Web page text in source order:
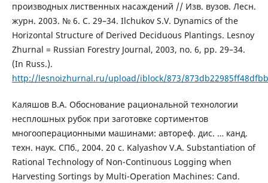
производных лиственных насаждений // Изв. вузов. Лесн.
журн. 2003. № 6. С. 29–34. Ilchukov S.V. Dynamics of the
Horizontal Structure of Derived Deciduous Plantings. Lesnoy
Zhurnal = Russian Forestry Journal, 2003, no. 6, pp. 29–34.
(In Russ.).
http://lesnoizhurnal.ru/upload/iblock/873/
Каляшов В.А. Обоснование рациональной технологии
несплошных рубок при заготовке сортиментов
многооперационными машинами: автореф. дис. … канд.
техн. наук. СПб., 2004. 20 с. Kalyashov V.A. Substantiation of
Rational Technology of Non-Continuous Logging when
Harvesting Sortings by Multi-Operation Machines: Cand.